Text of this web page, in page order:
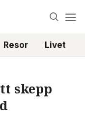
Resor Livet
skepp